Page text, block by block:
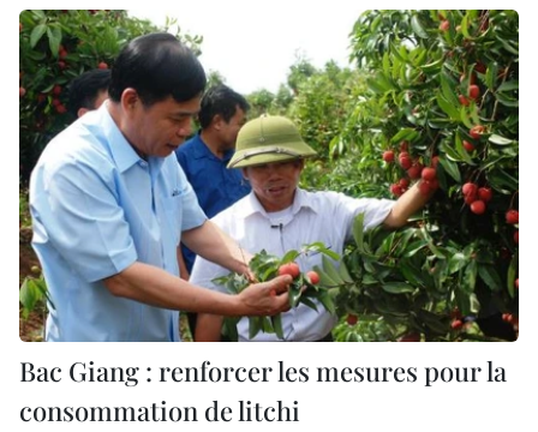
Bac Giang : renforcer les mesures pour la
consommation de litchi